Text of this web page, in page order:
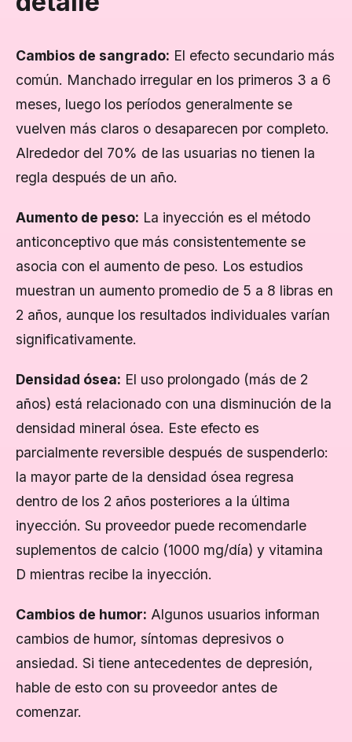
Cambios de sangrado: El efecto secundario más
común. Manchado irregular en los primeros 3 a 6
meses, luego los períodos generalmente se
vuelven más claros o desaparecen por completo.
Alrededor del 70% de las usuarias no tienen la
regla después de un año.
Aumento de peso: La inyección es el método
anticonceptivo que más consistentemente se
asocia con el aumento de peso. Los estudios
muestran un aumento promedio de 5 a 8 libras en
2 años, aunque los resultados individuales varían
significativamente.
Densidad ósea: El uso prolongado (más de 2
años) está relacionado con una disminución de la
densidad mineral ósea. Este efecto es
parcialmente reversible después de suspenderlo:
la mayor parte de la densidad ósea regresa
dentro de los 2 años posteriores a la última
inyección. Su proveedor puede recomendarle
suplementos de calcio (1000 mg/día) y vitamina
D mientras recibe la inyección.
Cambios de humor: Algunos usuarios informan
cambios de humor, síntomas depresivos o
ansiedad. Si tiene antecedentes de depresión,
hable de esto con su proveedor antes de
comenzar.